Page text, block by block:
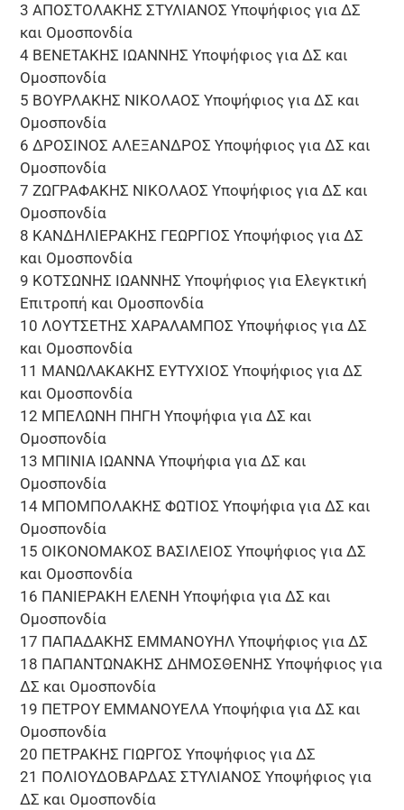
3 ΑΠΟΣΤΟΛΑΚΗΣ ΣΤΥΛΙΑΝΟΣ Υποψήφιος για ΔΣ
και Ομοσπονδία
4 ΒΕΝΕΤΑΚΗΣ ΙΩΑΝΝΗΣ Υποψήφιος για ΔΣ και
Ομοσπονδία
5 ΒΟΥΡΛΑΚΗΣ ΝΙΚΟΛΑΟΣ Υποψήφιος για ΔΣ και
Ομοσπονδία
6 ΔΡΟΣΙΝΟΣ ΑΛΕΞΑΝΔΡΟΣ Υποψήφιος για ΔΣ και
Ομοσπονδία
7 ΖΩΓΡΑΦΑΚΗΣ ΝΙΚΟΛΑΟΣ Υποψήφιος για ΔΣ και
Ομοσπονδία
8 ΚΑΝΔΗΛΙΕΡΑΚΗΣ ΓΕΩΡΓΙΟΣ Υποψήφιος για ΔΣ
και Ομοσπονδία
9 ΚΟΤΣΩΝΗΣ ΙΩΑΝΝΗΣ Υποψήφιος για Ελεγκτική
Επιτροπή και Ομοσπονδία
10 ΛΟΥΤΣΕΤΗΣ ΧΑΡΑΛΑΜΠΟΣ Υποψήφιος για ΔΣ
και Ομοσπονδία
11 ΜΑΝΩΛΑΚΑΚΗΣ ΕΥΤΥΧΙΟΣ Υποψήφιος για ΔΣ
και Ομοσπονδία
12 ΜΠΕΛΩΝΗ ΠΗΓΗ Υποψήφια για ΔΣ και
Ομοσπονδία
13 ΜΠΙΝΙΑ ΙΩΑΝΝΑ Υποψήφια για ΔΣ και
Ομοσπονδία
14 ΜΠΟΜΠΟΛΑΚΗΣ ΦΩΤΙΟΣ Υποψήφια για ΔΣ και
Ομοσπονδία
15 ΟΙΚΟΝΟΜΑΚΟΣ ΒΑΣΙΛΕΙΟΣ Υποψήφιος για ΔΣ
και Ομοσπονδία
16 ΠΑΝΙΕΡΑΚΗ ΕΛΕΝΗ Υποψήφια για ΔΣ και
Ομοσπονδία
17 ΠΑΠΑΔΑΚΗΣ ΕΜΜΑΝΟΥΗΛ Υποψήφιος για ΔΣ
18 ΠΑΠΑΝΤΩΝΑΚΗΣ ΔΗΜΟΣΘΕΝΗΣ Υποψήφιος για
ΔΣ και Ομοσπονδία
19 ΠΕΤΡΟΥ ΕΜΜΑΝΟΥΕΛΑ Υποψήφια για ΔΣ και
Ομοσπονδία
20 ΠΕΤΡΑΚΗΣ ΓΙΩΡΓΟΣ Υποψήφιος για ΔΣ
21 ΠΟΛΙΟΥΔΟΒΑΡΔΑΣ ΣΤΥΛΙΑΝΟΣ Υποψήφιος για
ΔΣ και Ομοσπονδία